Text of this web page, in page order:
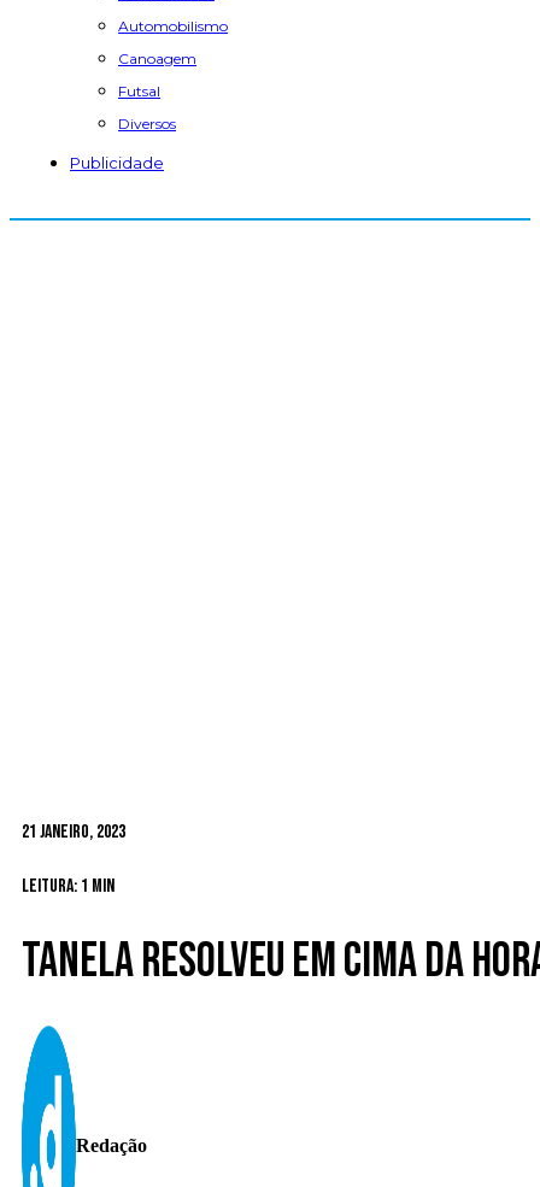
Automobilismo
Canoagem
Futsal
Diversos
Publicidade
21 Janeiro, 2023
Leitura: 1 min
Tanela resolveu em cima da
Redação